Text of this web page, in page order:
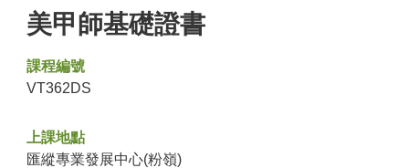
美甲師基礎證書
課程編號
VT362DS
上課地點
匯縱專業發展中心(粉嶺)